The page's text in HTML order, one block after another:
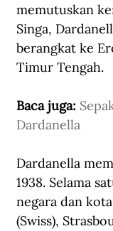
memutuskan
Singa,
berangkat ke
Timur Tengah.
Baca juga:
Dardanella
Dardanella
1938. Selama
negara dan
(Swiss),